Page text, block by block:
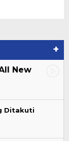
+
New
Ditakuti